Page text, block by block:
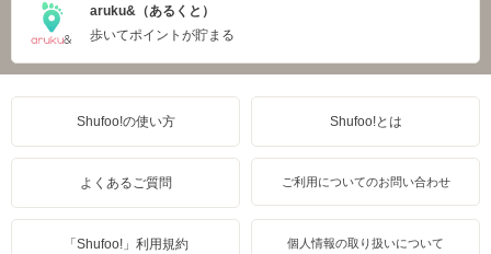
aruku&（あるくと）
歩いてポイントが貯まる
Shufoo!の使い方 Shufoo!とは
よくあるご質問 ご利用についてのお問い合わせ
「Shufoo!」利用規約 個人情報の取り扱いについて